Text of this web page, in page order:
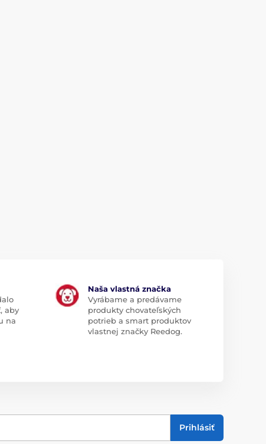
aby
na
Naša vlastná značka
Vyrábame a predávame
produkty chovateľských
potrieb a smart produktov
vlastnej značky Reedog.
Prihlásiť